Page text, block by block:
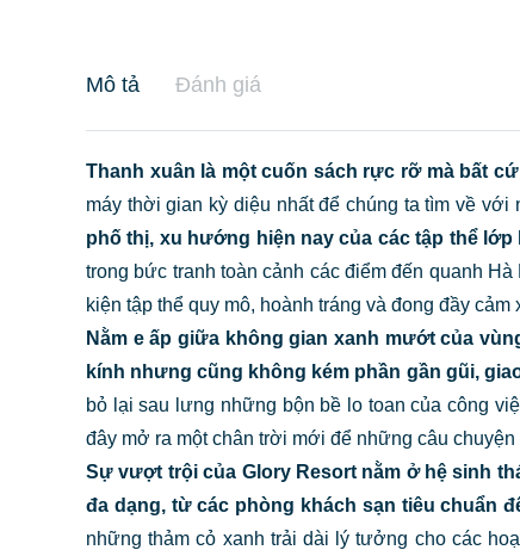
Mô tả Đánh giá
Thanh xuân là một cuốn sách rực rỡ mà bất
máy thời gian kỳ diệu nhất để chúng ta tìm về
phố thị, xu hướng hiện nay của các tập thể
trong bức tranh toàn cảnh các điểm đến quanh Hà
kiện tập thể quy mô, hoành tráng và đong đầy cảm
Nằm e ấp giữa không gian xanh mướt của
kính nhưng cũng không kém phần gần gũi,
bỏ lại sau lưng những bộn bề lo toan của công
đây mở ra một chân trời mới để những câu
Sự vượt trội của Glory Resortnằm ở hệ sinh
đa dạng, từ các phòng khách sạn tiêu chuẩn
những thảm cỏ xanh trải dài lý tưởng cho các